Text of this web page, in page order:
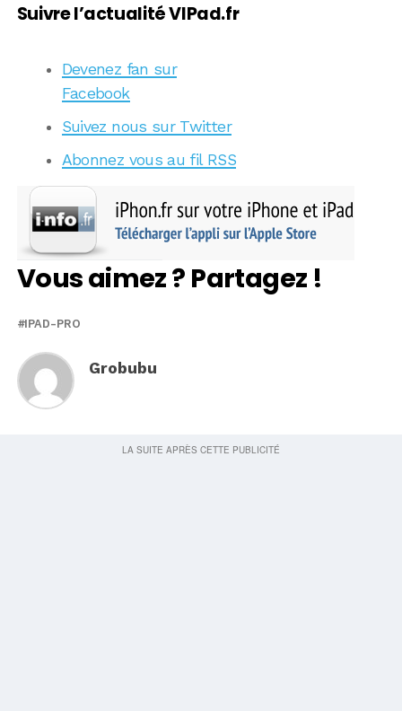
Suivre l’actualité VIPad.fr
Devenez fan sur
Facebook
Suivez nous sur Twitter
Abonnez vous au fil RSS
Vous aimez ? Partagez !
IPAD-PRO
Grobubu